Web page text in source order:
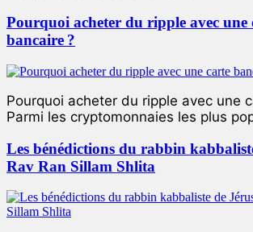
Pourquoi acheter du ripple avec une
bancaire ?
Pourquoi acheter du ripple avec une
Parmi les cryptomonnaies les plus
Les bénédictions du rabbin
Rav Ran Sillam Shlita